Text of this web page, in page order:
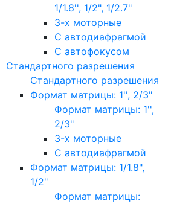
1/1.8'', 1/2", 1/2.7"
3-х моторные
С автодиафрагмой
С автофокусом
Стандартного разрешения
Стандартного разрешения
Формат матрицы: 1'', 2/3"
Формат матрицы: 1'',
2/3"
3-х моторные
С автодиафрагмой
Формат матрицы: 1/1.8",
1/2"
Формат матрицы: